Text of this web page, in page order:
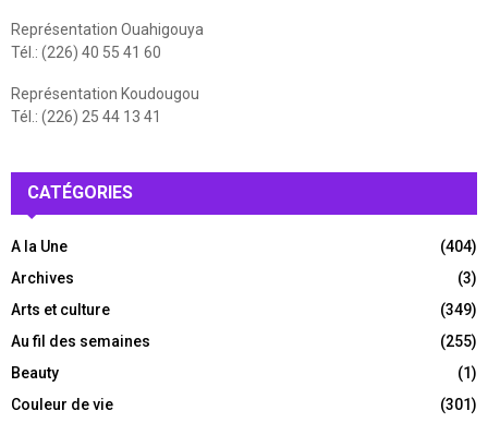
Représentation Ouahigouya
Tél.: (226) 40 55 41 60
Représentation Koudougou
Tél.: (226) 25 44 13 41
CATÉGORIES
A la Une
(404)
Archives
(3)
Arts et culture
(349)
Au fil des semaines
(255)
Beauty
(1)
Couleur de vie
(301)